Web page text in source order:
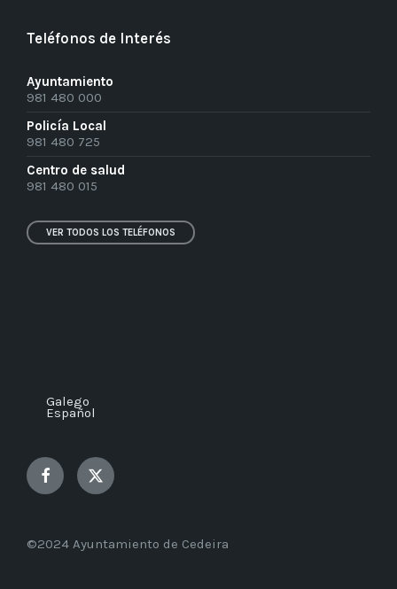
Teléfonos de Interés
Ayuntamiento
981 480 000
Policía Local
981 480 725
Centro de salud
981 480 015
VER TODOS LOS TELÉFONOS
Galego
Español
Facebook Twitter
©2024 Ayuntamiento de Cedeira